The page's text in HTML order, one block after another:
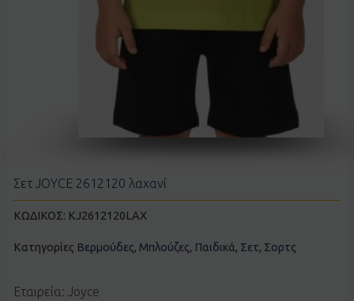
Σετ JOYCE 2612120 λαχανί
ΚΩΔΙΚΟΣ: KJ2612120LAX
Κατηγορίες Βερμούδες, Μπλούζες, Παιδικά, Σετ, Σορτς
Εταιρεία: Joyce